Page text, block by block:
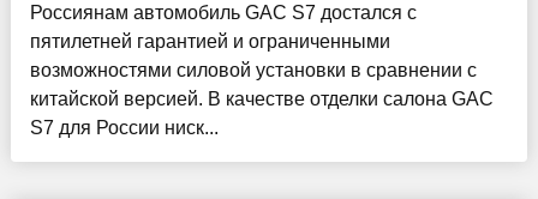
Россиянам автомобиль GAC S7 достался с
пятилетней гарантией и ограниченными
возможностями силовой установки в сравнении с
китайской версией. В качестве отделки салона GAC
S7 для России ниск...